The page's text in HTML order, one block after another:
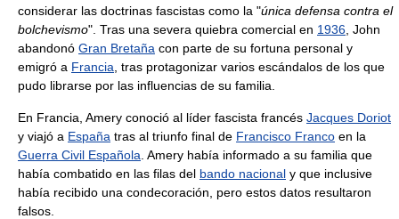
considerar las doctrinas fascistas como la "única defensa contra el
bolchevismo". Tras una severa quiebra comercial en 1936 , John
abandonó Gran Bretaña con parte de su fortuna personal y
emigró a Francia , tras protagonizar varios escándalos de los que
pudo librarse por las influencias de su familia.
En Francia, Amery conoció al líder fascista francés Jacques Doriot
y viajó a España tras al triunfo final de Francisco Franco en la
Guerra Civil Española . Amery había informado a su familia que
había combatido en las filas del bando nacional y que inclusive
había recibido una condecoración, pero estos datos resultaron
falsos.